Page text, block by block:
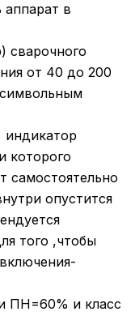
аппарат в
сварочного
от 40 до 200
которого
самостоятельно
опустится
того ,чтобы
ПН=60% и класс